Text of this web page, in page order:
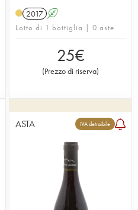
2017 A
Lotto di 1 bottiglia | 0 aste
25€
(Prezzo di riserva)
ASTA IVA detraibile